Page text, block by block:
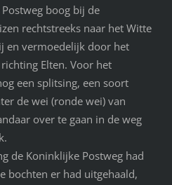
boog bij de
rechtstreeks naar het Witte
en vermoedelijk door het
Elten. Voor het
een splitsing, een soort
de wei (ronde wei) van
over te gaan in de weg
de Koninklijke Postweg had
bochten er had uitgehaald,